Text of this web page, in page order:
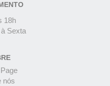
18h
Sexta
nós